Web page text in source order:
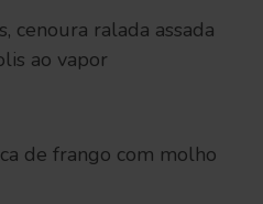
cenoura ralada assada
ao vapor
de frango com molho